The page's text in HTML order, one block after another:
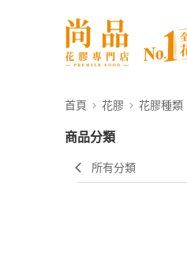
首頁 花膠 花膠種類
商品分類
所有分類